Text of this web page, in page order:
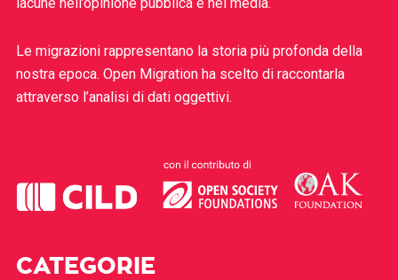
Le migrazioni rappresentano la storia più profonda della
nostra epoca. Open Migration ha scelto di raccontarla
attraverso l’analisi di dati oggettivi.
CATEGORIE